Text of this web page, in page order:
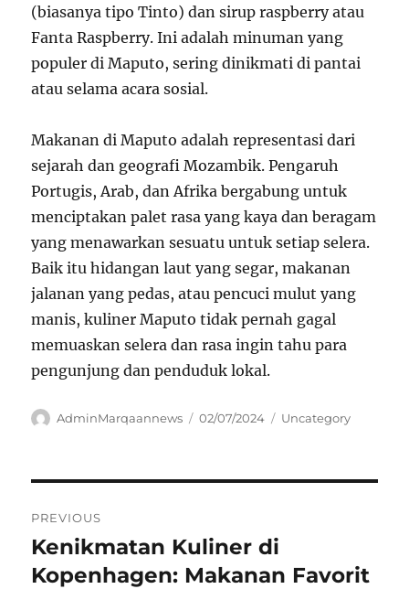
(biasanya tipo Tinto) dan sirup raspberry atau
Fanta Raspberry. Ini adalah minuman yang
populer di Maputo, sering dinikmati di pantai
atau selama acara sosial.
Makanan di Maputo adalah representasi dari
sejarah dan geografi Mozambik. Pengaruh
Portugis, Arab, dan Afrika bergabung untuk
menciptakan palet rasa yang kaya dan beragam
yang menawarkan sesuatu untuk setiap selera.
Baik itu hidangan laut yang segar, makanan
jalanan yang pedas, atau pencuci mulut yang
manis, kuliner Maputo tidak pernah gagal
memuaskan selera dan rasa ingin tahu para
pengunjung dan penduduk lokal.
Author
AdminMarqaannews
Posted
02/07/2024 Categories
Uncategory
pos
PREVIOUS
Previous
post:
Kenikmatan Kuliner di
Kopenhagen: Makanan Favorit